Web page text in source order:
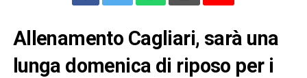
Allenamento Cagliari, sarà una
lunga domenica di riposo per i